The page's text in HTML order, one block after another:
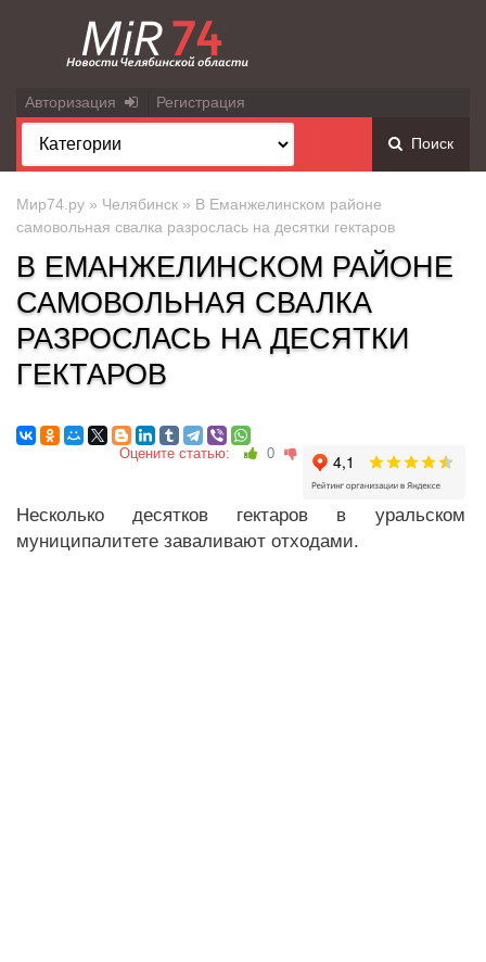
Авторизация Регистрация
Поиск
Мир74.ру » Челябинск » В Еманжелинском районе
самовольная свалка разрослась на десятки гектаров
В ЕМАНЖЕЛИНСКОМ РАЙОНЕ
САМОВОЛЬНАЯ СВАЛКА
РАЗРОСЛАСЬ НА ДЕСЯТКИ
ГЕКТАРОВ
Оцените статью: 0
Несколько десятков гектаров в уральском
муниципалитете заваливают отходами.